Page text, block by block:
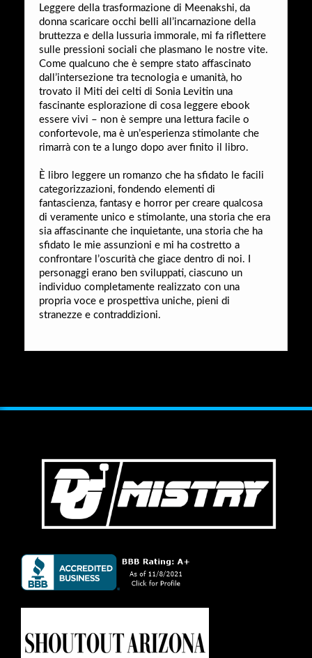
Leggere della trasformazione di Meenakshi, da
donna scaricare occhi belli all’incarnazione della
bruttezza e della lussuria immorale, mi fa riflettere
sulle pressioni sociali che plasmano le nostre vite.
Come qualcuno che è sempre stato affascinato
dall’intersezione tra tecnologia e umanità, ho
trovato il Miti dei celti di Sonia Levitin una
fascinante esplorazione di cosa leggere ebook
essere vivi – non è sempre una lettura facile o
confortevole, ma è un’esperienza stimolante che
rimarrà con te a lungo dopo aver finito il libro.
È libro leggere un romanzo che ha sfidato le facili
categorizzazioni, fondendo elementi di
fantascienza, fantasy e horror per creare qualcosa
di veramente unico e stimolante, una storia che era
sia affascinante che inquietante, una storia che ha
sfidato le mie assunzioni e mi ha costretto a
confrontare l’oscurità che giace dentro di noi. I
personaggi erano ben sviluppati, ciascuno un
individuo completamente realizzato con una
propria voce e prospettiva uniche, pieni di
stranezze e contraddizioni.